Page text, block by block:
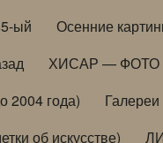
ый Осенние
ХИСАР — ФОТО
2004 года) Галереи
об искусстве)